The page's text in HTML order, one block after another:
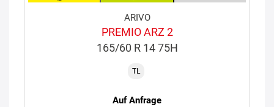
ARIVO
PREMIO ARZ 2
165/60 R 14 75H
TL
Auf Anfrage